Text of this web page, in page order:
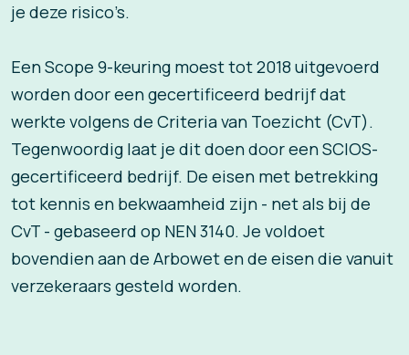
je deze risico’s.
Een Scope 9-keuring moest tot 2018 uitgevoerd
worden door een gecertificeerd bedrijf dat
werkte volgens de Criteria van Toezicht (CvT).
Tegenwoordig laat je dit doen door een SCIOS-
gecertificeerd bedrijf. De eisen met betrekking
tot kennis en bekwaamheid zijn - net als bij de
CvT - gebaseerd op NEN 3140. Je voldoet
bovendien aan de Arbowet en de eisen die vanuit
verzekeraars gesteld worden.